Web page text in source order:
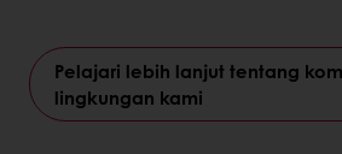
Pelajari lebih lanjut tentang
lingkungan kami